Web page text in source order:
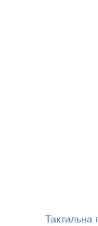
Тактильна